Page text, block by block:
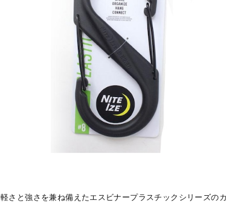
軽さと強さを兼ね備えたエスビナープラスチックシリーズのカ